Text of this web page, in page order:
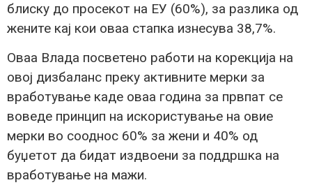
блиску до просекот на ЕУ (60%), за разлика од
жените кај кои оваа стапка изнесува 38,7%.
Оваа Влада посветено работи на корекција на
овој дизбаланс преку активните мерки за
вработување каде оваа година за првпат се
воведе принцип на искористување на овие
мерки во сооднос 60% за жени и 40% од
буџетот да бидат издвоени за поддршка на
вработување на мажи.